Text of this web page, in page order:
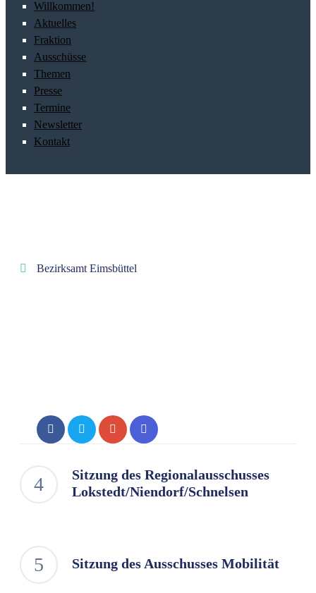
Willkommen!
Aktuelles
Fraktion
Ausschüsse
Themen
Presse
Termine
Newsletter
Kontakt
Bezirksamt Eimsbüttel
Sitzung des Regionalausschusses
Lokstedt/Niendorf/Schnelsen
Sitzung des Ausschusses Mobilität